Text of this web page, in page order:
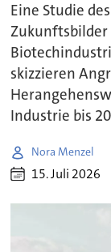
Eine Studie
Zukunftsbilder
skizzieren
Industrie bis
Nora Menzel
15. Juli 2026